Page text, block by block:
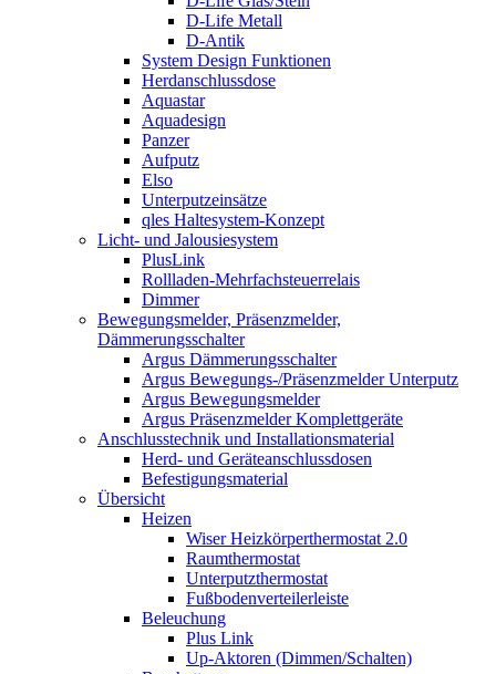
D-Life Metall
D-Antik
System Design Funktionen
Herdanschlussdose
Aquastar
Aquadesign
Panzer
Aufputz
Elso
Unterputzeinsätze
qles Haltesystem-Konzept
Licht- und Jalousiesystem
PlusLink
Rollladen-Mehrfachsteuerrelais
Dimmer
Bewegungsmelder, Präsenzmelder,
Dämmerungsschalter
Argus Dämmerungsschalter
Argus Bewegungs-/Präsenzmelder Unterputz
Argus Bewegungsmelder
Argus Präsenzmelder Komplettgeräte
Anschlusstechnik und Installationsmaterial
Herd- und Geräteanschlussdosen
Befestigungsmaterial
Übersicht
Heizen
Wiser Heizkörperthermostat 2.0
Raumthermostat
Unterputzthermostat
Fußbodenverteilerleiste
Beleuchung
Plus Link
Up-Aktoren (Dimmen/Schalten)